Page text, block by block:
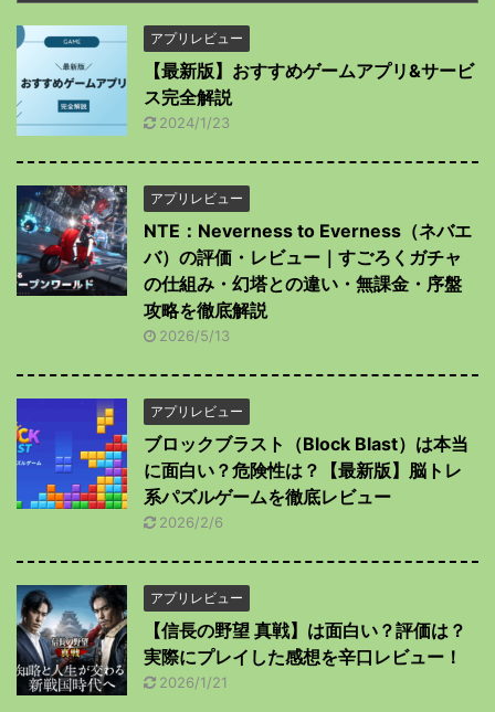
アプリレビュー
【最新版】おすすめゲームアプリ&サービ
ス完全解説
2024/1/23
アプリレビュー
NTE：Neverness to Everness（ネバエ
バ）の評価・レビュー｜すごろくガチャ
の仕組み・幻塔との違い・無課金・序盤
攻略を徹底解説
2026/5/13
アプリレビュー
ブロックブラスト（Block Blast）は本当
に面白い？危険性は？【最新版】脳トレ
系パズルゲームを徹底レビュー
2026/2/6
アプリレビュー
【信長の野望 真戦】は面白い？評価は？
実際にプレイした感想を辛口レビュー！
2026/1/21